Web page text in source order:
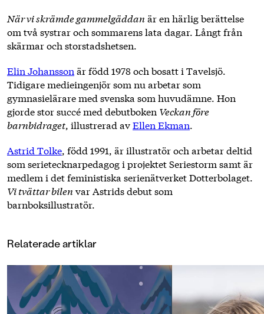
När vi skrämde gammelgäddan är en härlig berättelse
om två systrar och sommarens lata dagar. Långt från
skärmar och storstadshetsen.
Elin Johansson är född 1978 och bosatt i Tavelsjö.
Tidigare medieingenjör som nu arbetar som
gymnasielärare med svenska som huvudämne. Hon
gjorde stor succé med debutboken Veckan före
barnbidraget, illustrerad avEllen Ekman.
Astrid Tolke, född 1991, är illustratör och arbetar deltid
som serietecknarpedagog i projektet Seriestorm samt är
medlem i det feministiska serienätverket Dotterbolaget.
Vi tvättar bilen var Astrids debut som
barnboksillustratör.
Relaterade artiklar